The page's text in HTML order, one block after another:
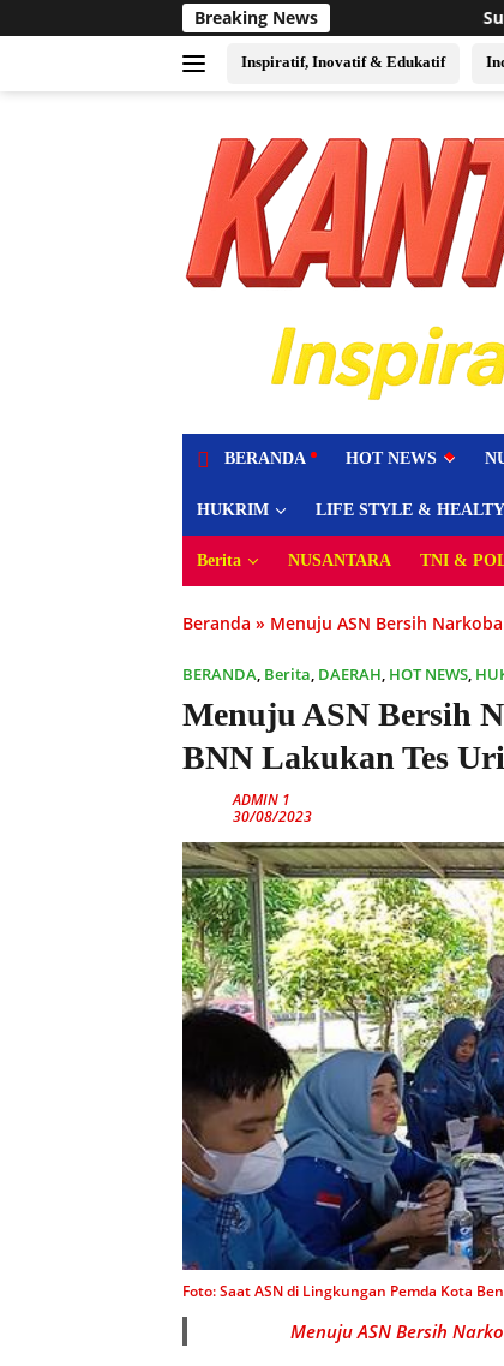
ke
Breaking News
Sukses Jadi Tuan Rumah Event
Inspiratif, Inovatif & Edukatif
BERANDA HOT NEWS
HUKRIM LIFE STYLE & HEALTY
Berita NUSANTARA TNI &
Beranda » Menuju ASN Bersih
BERANDA, Berita, DAERAH, HOT NEWS,
Menuju ASN Bersih
BNN Lakukan Tes
ADMIN 1
30/08/2023
Foto: Saat ASN di Lingkungan Pemda Kota
Menuju ASN Bersih